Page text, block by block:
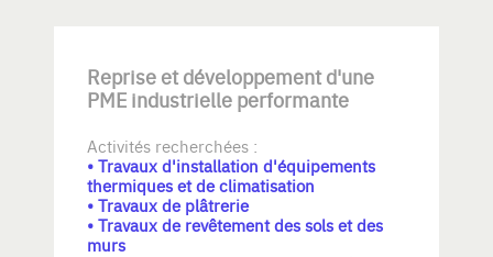
Reprise et développement d'une
PME industrielle performante
Activités recherchées :
• Travaux d'installation d'équipements
thermiques et de climatisation
• Travaux de plâtrerie
• Travaux de revêtement des sols et des
murs